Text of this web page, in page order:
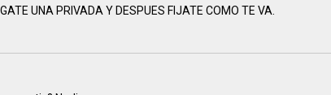
UNA PRIVADA Y DESPUES FIJATE COMO TE VA.